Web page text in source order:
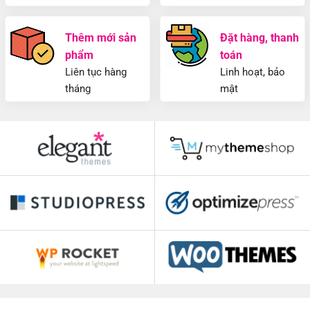
Thêm mới sản
phẩm
Liên tục hàng
tháng
Đặt hàng, thanh
toán
Linh hoạt, bảo
mật